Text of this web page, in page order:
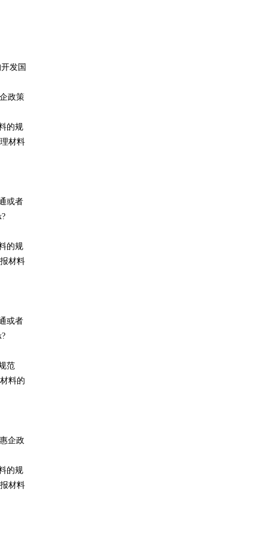
发国
政策
的规
材料
或者
的规
材料
或者
范
料的
企政
的规
材料